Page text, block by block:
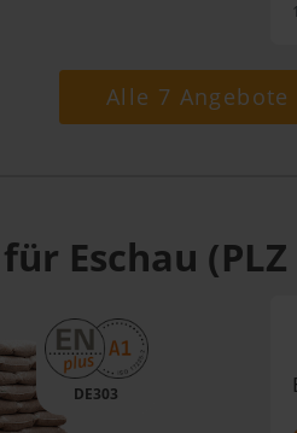
Alle 7 Angebote
Eschau (PLZ
DE303